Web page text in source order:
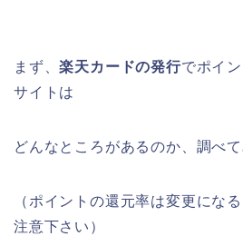
まず、楽天カードの発行でポイ
サイトは
どんなところがあるのか、調べて
（ポイントの還元率は変更にな
注意下さい）